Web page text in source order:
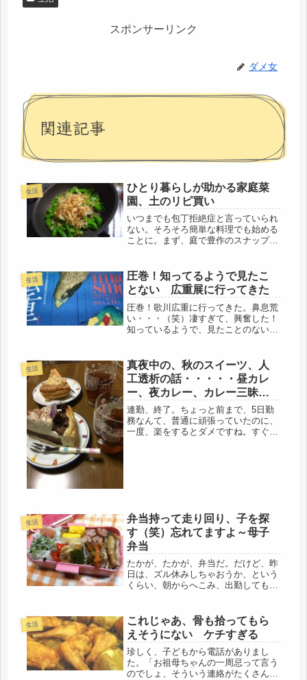
スポンサーリンク
ダメ女
関連記事
生活
ひとり暮らしが助かる家庭菜
園、土のリピ買い
いつまでも包丁拒絶症と言っていられ
ない。そろそろ簡単な料理でも始める
ことに。まず、庭で豊作のスナップエ
菜の苗がそのままなので、プランター
に植えることに。プランターや植木鉢
で...
生活
圧巻！知ってるようで見たこ
とない 広重展に行ってきた
圧巻！歌川広重に行ってきた。鼻息荒
い・・・（笑）凄すぎて、興奮した！
知っているようで、見たことのない、
は、天王寺アベノハルカス。高校が天
王寺だったので、慣れた場所・・・と
言...
生活
真夜中の、秋のスイーツ、人
工透析の話・・・・・昼カレ
ー、夜カレー、カレー三昧
（笑）
連勤、終了。ちょっと前まで、5日勤
務なんて、普通に頑張っていたのに、
一度、楽をするとダメですね。すぐ、
生活
弁当持って走り回り、子を探
す（笑）忘れてますよ～母子
弁当
たかが、たかが、弁当だ。だけど、昨
日は、ズル休みしちゃおうか、という
くらい、朝からへこみ、出勤しても、
もの朝は、５時過ぎに起床し、簡単に
身支度し、台所に立ち、娘・自分の弁
当...
生活
これじゃあ、骨も拾ってもら
えそうにない ケチすぎる
珍しく、子どもから電話がありまし
た。「お祖母ちゃんの一周忌って言う
のでしょ、そういう連絡がたくさん来